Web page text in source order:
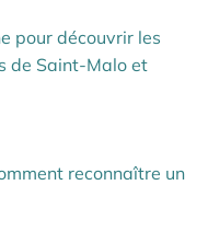
pour découvrir les
de Saint-Malo et
reconnaître un